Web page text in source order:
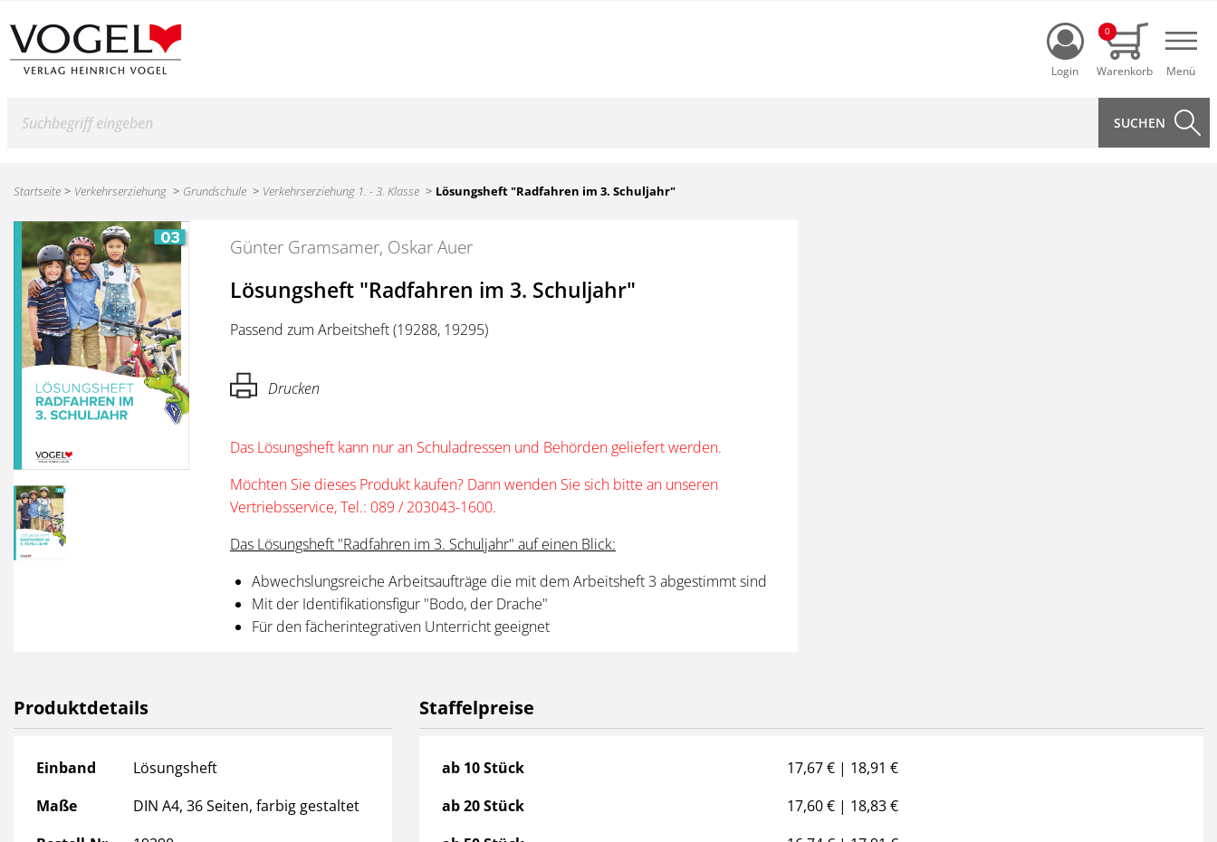
Login
0
Startseite Verkehrserziehung Grundschule Verkehrserziehung 1. - 3. Klasse Lösungsheft "Radfahren im 3. Schuljahr"
Günter Gramsamer, Oskar Auer
Lösungsheft "Radfahren im 3. Schuljahr"
Passend zum Arbeitsheft (19288, 19295)
Drucken
Das Lösungsheft kann nur an Schuladressen und Behörden geliefert werden.
Möchten Sie dieses Produkt kaufen? Dann wenden Sie sich bitte an unseren
Vertriebsservice, Tel.: 089 / 203043-1600.
Das Lösungsheft "Radfahren im 3. Schuljahr" auf einen Blick:
Abwechslungsreiche Arbeitsaufträge die mit dem Arbeitsheft 3 abgestimmt sind
Mit der Identifikationsfigur "Bodo, der Drache"
Für den fächerintegrativen Unterricht geeignet
Produktdetails
Produktdetails
Einband
Lösungsheft
Maße
DIN A4, 36 Seiten, farbig gestaltet
Staffelpreise
Staffelpreise
ab 10 Stück
17,67 € | 18,91 €
ab 20 Stück
17,60 € | 18,83 €